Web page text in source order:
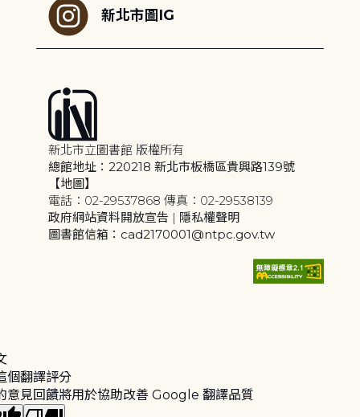
新北市圖IG
新北市立圖書館 版權所有
總館地址：220218 新北市板橋區貴興路139號
【地圖】
電話：02-29537868 傳真：02-29538139
政府網站資料開放宣告 | 隱私權聲明
圖書館信箱：cad2170001@ntpc.gov.tw
個翻譯評分
意見回饋將用於協助改善 Google 翻譯品質